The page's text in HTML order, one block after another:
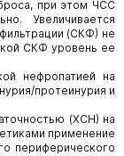
при этом ЧСС
Увеличивается
(СКФ) не
СКФ уровень ее
нефропатией на
протеинурия и
(ХСН) на
применение
периферического